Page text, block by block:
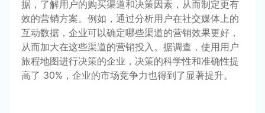
据，了解用户的购买渠道和决策因素，从而制定更有
效的营销方案。例如，通过分析用户在社交媒体上的
互动数据，企业可以确定哪些渠道的营销效果更好，
从而加大在这些渠道的营销投入。据调查，使用用户
旅程地图进行决策的企业，决策的科学性和准确性提
高了 30%，企业的市场竞争力也得到了显著提升。